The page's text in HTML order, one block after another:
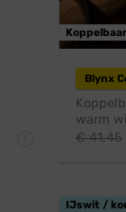
Koppelbaar
Blynx
warm
€41,45
IJswit /